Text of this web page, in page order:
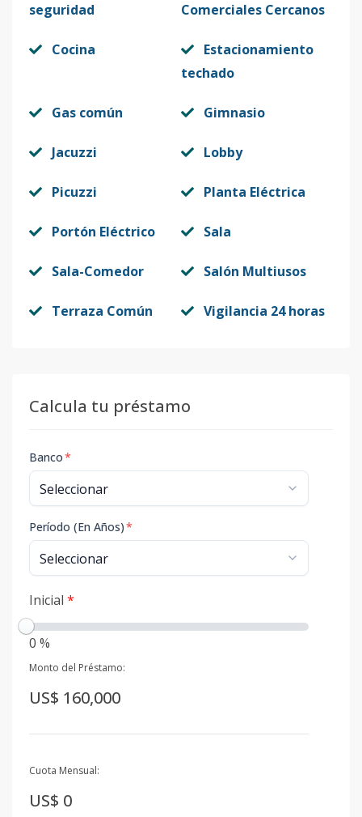
seguridad
Comerciales Cercanos
Cocina
Estacionamiento
techado
Gas común Gimnasio
Jacuzzi Lobby
Picuzzi Planta Eléctrica
Portón Eléctrico Sala
Sala-Comedor Salón Multiusos
Terraza Común Vigilancia 24 horas
Calcula tu préstamo
Banco*
Período (En Años)*
Inicial *
0 %
Monto del Préstamo:
US$ 160,000
Cuota Mensual:
US$ 0